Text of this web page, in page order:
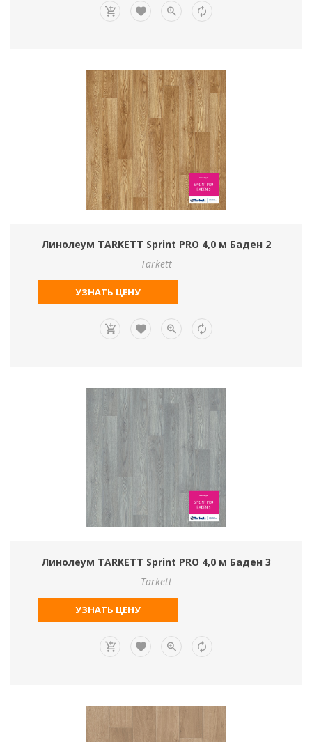
Линолеум TARKETT Sprint PRO 4,0 м Баден 2
Tarkett
УЗНАТЬ ЦЕНУ
Линолеум TARKETT Sprint PRO 4,0 м Баден 3
Tarkett
УЗНАТЬ ЦЕНУ